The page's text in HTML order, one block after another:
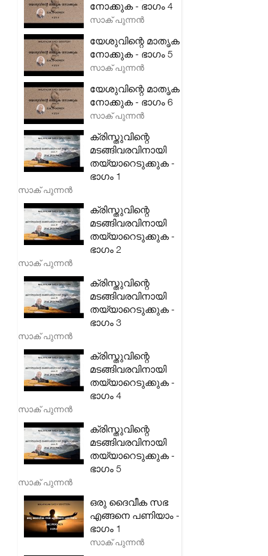
നോക്കുക - ഭാഗം 4
സാക് പുന്നൻ
യേശുവിന്റെ മാതൃക
നോക്കുക - ഭാഗം 5
സാക് പുന്നൻ
യേശുവിന്റെ മാതൃക
നോക്കുക - ഭാഗം 6
സാക് പുന്നൻ
ക്രിസ്തുവിന്റെ
മടങ്ങിവരവിനായി
തയ്യാറെടുക്കുക -
ഭാഗം 1
സാക് പുന്നൻ
ക്രിസ്തുവിന്റെ
മടങ്ങിവരവിനായി
തയ്യാറെടുക്കുക -
ഭാഗം 2
സാക് പുന്നൻ
ക്രിസ്തുവിന്റെ
മടങ്ങിവരവിനായി
തയ്യാറെടുക്കുക -
ഭാഗം 3
സാക് പുന്നൻ
ക്രിസ്തുവിന്റെ
മടങ്ങിവരവിനായി
തയ്യാറെടുക്കുക -
ഭാഗം 4
സാക് പുന്നൻ
ക്രിസ്തുവിന്റെ
മടങ്ങിവരവിനായി
തയ്യാറെടുക്കുക -
ഭാഗം 5
സാക് പുന്നൻ
ഒരു ദൈവീക സഭ
എങ്ങനെ പണിയാം -
ഭാഗം 1
സാക് പുന്നൻ